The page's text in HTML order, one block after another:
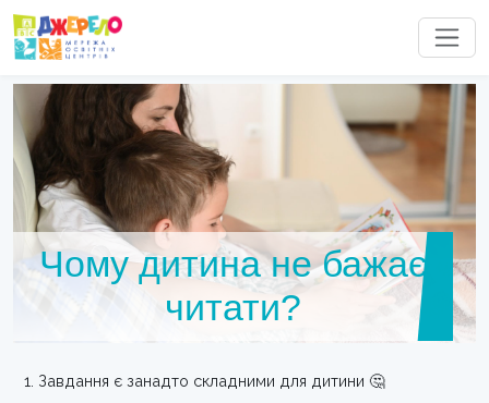
Чому дитина не бажає
читати?
1. Завдання є занадто складними для дитини 🤔